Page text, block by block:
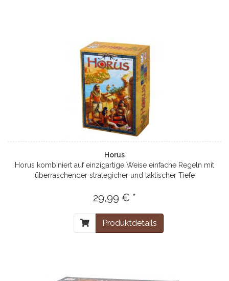
Horus
Horus kombiniert auf einzigartige Weise einfache Regeln mit
überraschender strategicher und taktischer Tiefe
29,99 € *
Produktdetails